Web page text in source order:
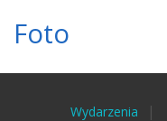
Foto
Wydarzenia